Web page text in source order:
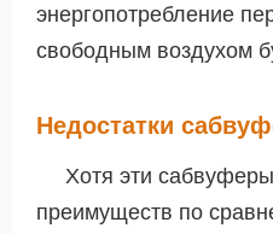
энергопотребление
свободным воздухом
Недостатки
Хотя эти
преимуществ по